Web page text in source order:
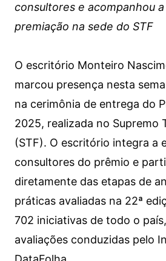
consultores e acompanhou
premiação na sede do STF
O escritório Monteiro
marcou presença nesta
na cerimônia de entrega do
2025, realizada no Supremo
(STF). O escritório integra a
consultores do prêmio e
diretamente das etapas de
práticas avaliadas na 22ª
702 iniciativas de todo o
avaliações conduzidas pelo